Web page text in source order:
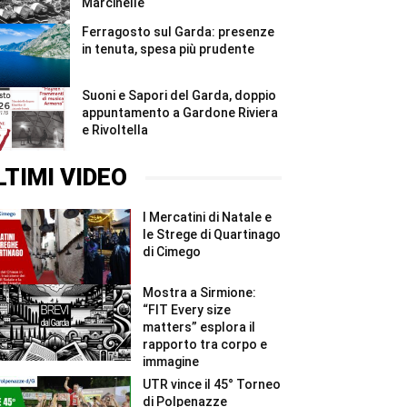
Marcinelle
Ferragosto sul Garda: presenze
in tenuta, spesa più prudente
Suoni e Sapori del Garda, doppio
appuntamento a Gardone Riviera
e Rivoltella
VIDEO
I Mercatini di Natale e
le Strege di Quartinago
di Cimego
Mostra a Sirmione:
“FIT Every size
matters” esplora il
rapporto tra corpo e
immagine
UTR vince il 45° Torneo
di Polpenazze